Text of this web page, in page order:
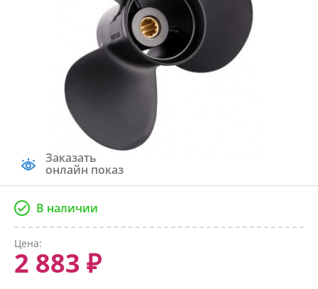
Заказать
онлайн показ
В наличии
Цена:
2 883 ₽